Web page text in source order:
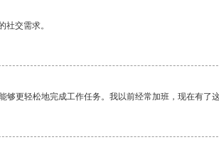
交需求。
更轻松地完成工作任务。我以前经常加班，现在有了